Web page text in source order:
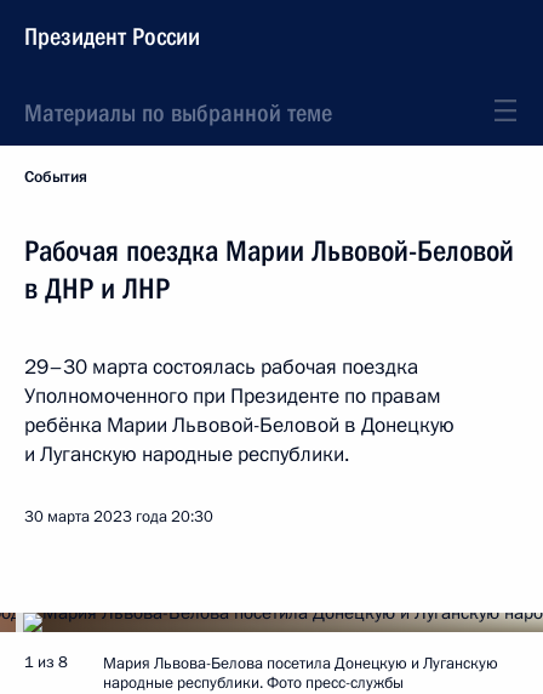
Президент России
Материалы по выбранной теме
События
Рабочая поездка Марии Львовой-Беловой
в ДНР и ЛНР
29–30 марта состоялась рабочая поездка
Уполномоченного при Президенте по правам
ребёнка Марии Львовой-Беловой в Донецкую
и Луганскую народные республики.
30 марта 2023 года20:30
1 из 8
Мария Львова-Белова посетила Донецкую и Луганскую
народные республики. Фото пресс-службы